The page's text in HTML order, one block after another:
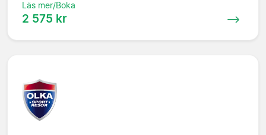
Läs mer/Boka
2 575 kr